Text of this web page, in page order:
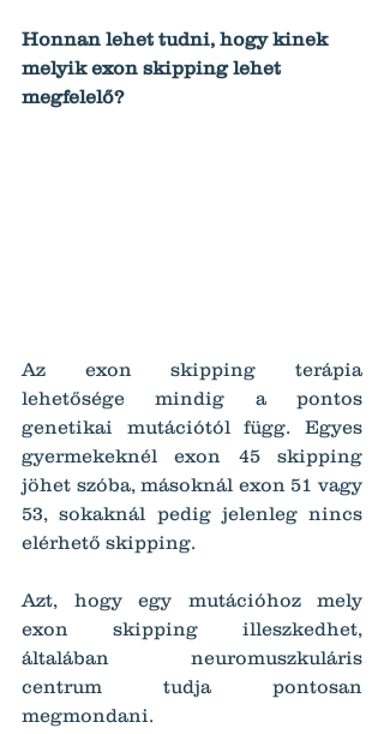
Honnan lehet tudni, hogy kinek
melyik exon skipping lehet
megfelelő?
Az exon skipping terápia
lehetősége mindig a pontos
genetikai mutációtól függ. Egyes
gyermekeknél exon 45 skipping
jöhet szóba, másoknál exon 51 vagy
53, sokaknál pedig jelenleg nincs
elérhető skipping.
Azt, hogy egy mutációhoz mely
exon skipping illeszkedhet,
általában neuromuszkuláris
centrum tudja pontosan
megmondani.